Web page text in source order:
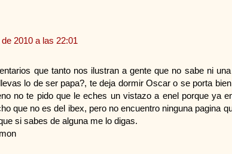
2010 a las 22:01
que tanto nos ilustran a gente que no sabe ni
lo de ser papa?, te deja dormir Oscar o se porta
no te pido que le eches un vistazo a enel porque ya
que no es del ibex, pero no encuentro ninguna pagina
si sabes de alguna me lo digas.